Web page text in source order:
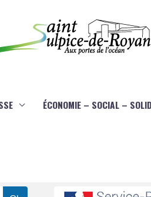
ÉCONOMIE – SOCIAL –